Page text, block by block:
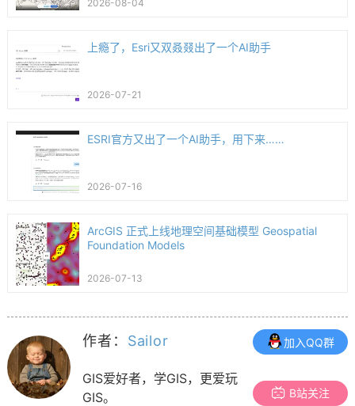
2026-08-04
上瘾了，Esri又双叒叕出了一个AI助手
2026-07-21
ESRI官方又出了一个AI助手，用下来……
2026-07-16
ArcGIS 正式上线地理空间基础模型 Geospatial
Foundation Models
2026-07-13
作者： Sailor
GIS爱好者，学GIS，更爱玩
GIS。
加入QQ群
B站关注